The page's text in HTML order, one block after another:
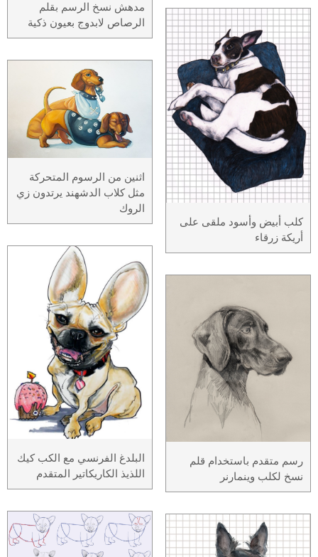
كلب أبيض وأسود ملقى على
أريكة زرقاء
رسم متقدم باستخدام قلم
نسخ لكلب وينمارنر
مدهش نسخ الرسم بقلم
الرصاص لابدوج بعيون ذكية
اثنين من الرسوم المتحركة
مثل كلاب الدشهند يرتدون زي
الروك
البلدغ الفرنسي مع الكب كيك
اللذيذ الكاريكاتير المتقدم